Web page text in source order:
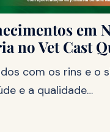
em
no Vet Cast
com os rins e o
e a qualidade…